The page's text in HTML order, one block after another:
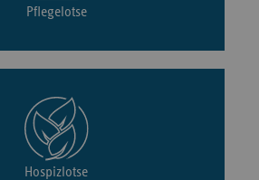
Pflegelotse
Hospizlotse